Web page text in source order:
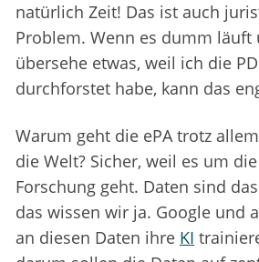
natürlich Zeit! Das ist auch
Problem. Wenn es dumm läuft
übersehe etwas, weil ich die
durchforstet habe, kann das
Warum geht die ePA trotz
die Welt? Sicher, weil es um
Forschung geht. Daten sind
das wissen wir ja. Google und
an diesen Daten ihre KI